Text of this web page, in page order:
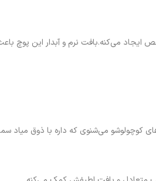
می‌کنه.بافت نرم و آبدار این پوچ
کوچولوشو می‌شنوی که داره با ذوق میاد